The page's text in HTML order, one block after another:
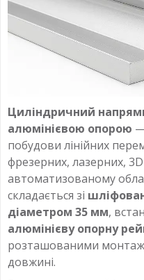
Циліндричний
алюмінієвою опорою
побудови лінійних
фрезерних, лазерних,
автоматизованому
складається зі
діаметром 35 мм,
алюмінієву опорну
розташованими
довжині.